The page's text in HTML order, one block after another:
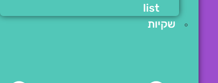
list
שקיות